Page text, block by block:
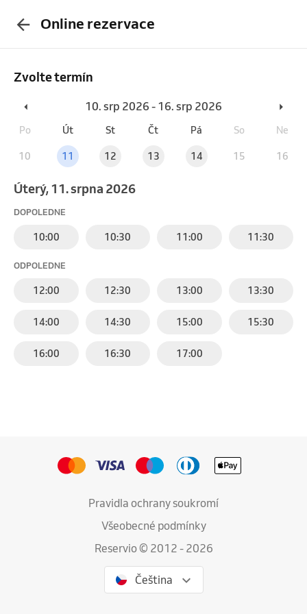
Online rezervace
Zvolte termín
10. srp 2026 - 16. srp 2026
Po Út St Čt Pá So Ne
10 11 12 13 14 15 16
úterý, 11. srpna 2026
DOPOLEDNE
10:00 10:30 11:00 11:30
ODPOLEDNE
12:00 12:30 13:00 13:30
14:00 14:30 15:00 15:30
16:00 16:30 17:00
Pravidla ochrany soukromí
Všeobecné podmínky
Reservio © 2012 - 2026
Čeština